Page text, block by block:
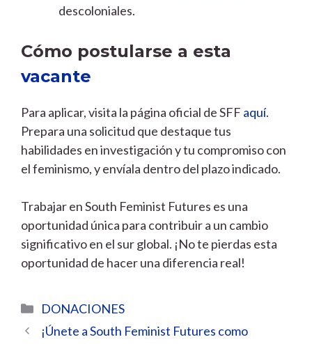
descoloniales.
Cómo postularse a esta
vacante
Para aplicar, visita la página oficial de SFF aquí.
Prepara una solicitud que destaque tus
habilidades en investigación y tu compromiso con
el feminismo, y envíala dentro del plazo indicado.
Trabajar en South Feminist Futures es una
oportunidad única para contribuir a un cambio
significativo en el sur global. ¡No te pierdas esta
oportunidad de hacer una diferencia real!
Categorías
DONACIONES
¡Únete a South Feminist Futures como